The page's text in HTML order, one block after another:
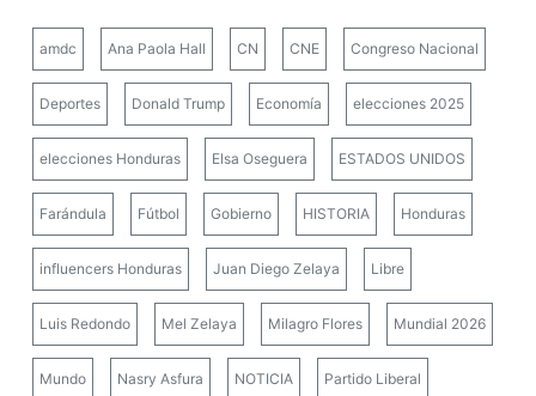
amdc Ana Paola Hall CN CNE Congreso Nacional
Deportes Donald Trump Economía elecciones 2025
elecciones Honduras Elsa Oseguera ESTADOS UNIDOS
Farándula Fútbol Gobierno HISTORIA Honduras
influencers Honduras Juan Diego Zelaya Libre
Luis Redondo Mel Zelaya Milagro Flores Mundial 2026
Mundo Nasry Asfura NOTICIA Partido Liberal